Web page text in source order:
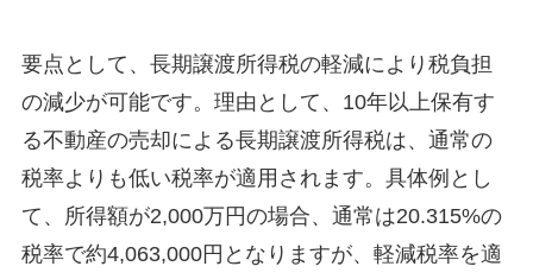
要点として、長期譲渡所得税の軽減により税負担
の減少が可能です。理由として、10年以上保有す
る不動産の売却による長期譲渡所得税は、通常の
税率よりも低い税率が適用されます。具体例とし
て、所得額が2,000万円の場合、通常は20.315%の
税率で約4,063,000円となりますが、軽減税率を適